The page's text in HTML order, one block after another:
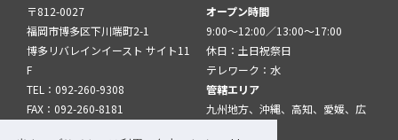
〒812-0027
福岡市博多区下川端町2-1
博多リバレインイースト サイト11
F
TEL：092-260-9308
FAX：092-260-8181
オープン時間
9:00～12:00／13:00～17:00
休日：土日祝祭日
テレワーク：水
管轄エリア
九州地方、沖縄、高知、愛媛、広